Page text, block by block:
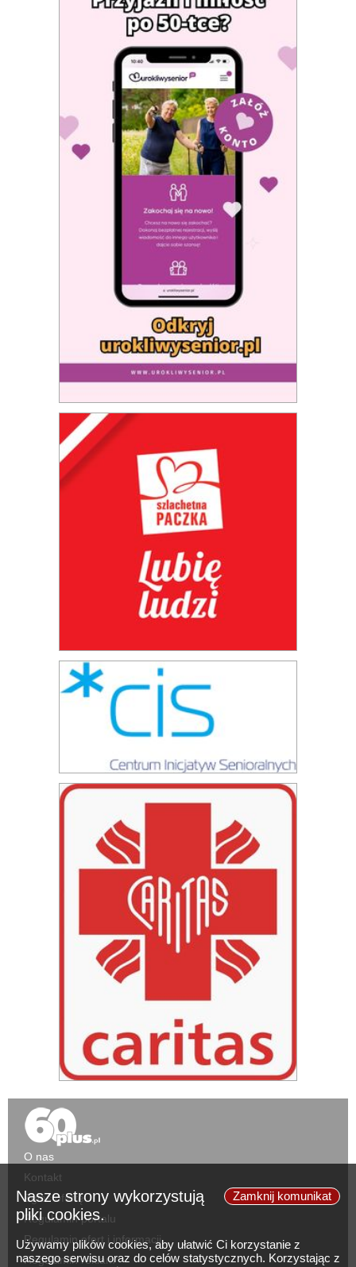
Zamknij komunikat
Nasze strony wykorzystują
pliki cookies.
Używamy plików cookies, aby ułatwić Ci korzystanie z
naszego serwisu oraz do celów statystycznych. Korzystając z
O nas
Kontakt
Zgłoś ofertę
Regulamin portalu
Regulamin ofert i informacji
Regulamin reklam